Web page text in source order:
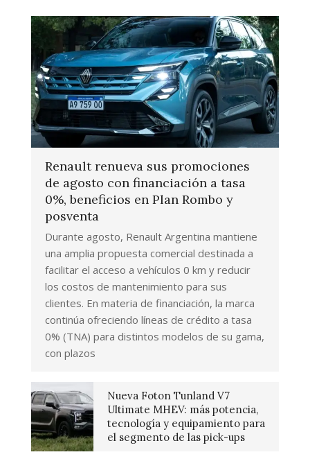
Renault renueva sus promociones
de agosto con financiación a tasa
0%, beneficios en Plan Rombo y
posventa
Durante agosto, Renault Argentina mantiene
una amplia propuesta comercial destinada a
facilitar el acceso a vehículos 0 km y reducir
los costos de mantenimiento para sus
clientes. En materia de financiación, la marca
continúa ofreciendo líneas de crédito a tasa
0% (TNA) para distintos modelos de su gama,
con plazos
Nueva Foton Tunland V7
Ultimate MHEV: más potencia,
tecnología y equipamiento para
el segmento de las pick-ups